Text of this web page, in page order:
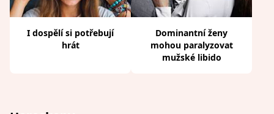
I dospělí si potřebují
hrát
Dominantní ženy
mohou paralyzovat
mužské libido